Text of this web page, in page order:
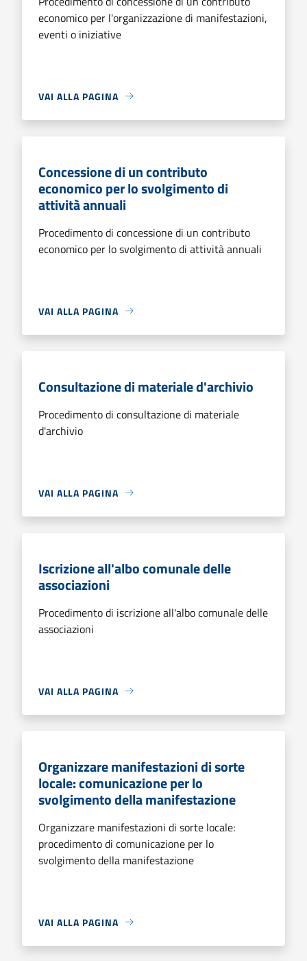
economico per l'organizzazione di manifestazioni,
eventi o iniziative
VAI ALLA PAGINA
Concessione di un contributo
economico per lo svolgimento di
attività annuali
Procedimento di concessione di un contributo
economico per lo svolgimento di attività annuali
VAI ALLA PAGINA
Consultazione di materiale d'archivio
Procedimento di consultazione di materiale
d'archivio
VAI ALLA PAGINA
Iscrizione all'albo comunale delle
associazioni
Procedimento di iscrizione all'albo comunale delle
associazioni
VAI ALLA PAGINA
Organizzare manifestazioni di sorte
locale: comunicazione per lo
svolgimento della manifestazione
Organizzare manifestazioni di sorte locale:
procedimento di comunicazione per lo
svolgimento della manifestazione
VAI ALLA PAGINA